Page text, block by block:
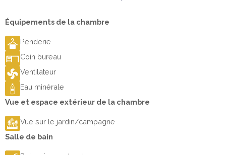
Équipements de la chambre
Penderie
Coin bureau
Ventilateur
Eau minérale
Vue et espace extérieur de la chambre
Vue sur le jardin/campagne
Salle de bain